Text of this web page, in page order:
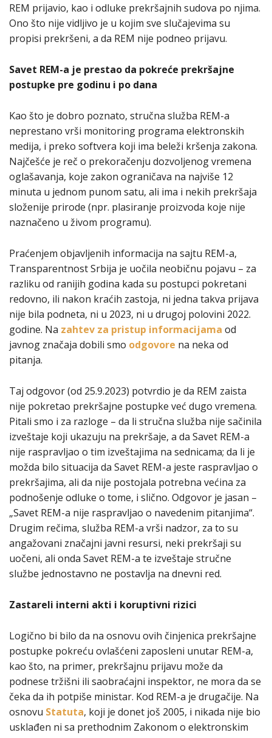
REM prijavio, kao i odluke prekršajnih sudova po njima.
Ono što nije vidljivo je u kojim sve slučajevima su
propisi prekršeni, a da REM nije podneo prijavu.
Savet REM-a je prestao da pokreće prekršajne
postupke pre godinu i po dana
Kao što je dobro poznato, stručna služba REM-a
neprestano vrši monitoring programa elektronskih
medija, i preko softvera koji ima beleži kršenja zakona.
Najčešće je reč o prekoračenju dozvoljenog vremena
oglašavanja, koje zakon ograničava na najviše 12
minuta u jednom punom satu, ali ima i nekih prekršaja
složenije prirode (npr. plasiranje proizvoda koje nije
naznačeno u živom programu).
Praćenjem objavljenih informacija na sajtu REM-a,
Transparentnost Srbija je uočila neobičnu pojavu – za
razliku od ranijih godina kada su postupci pokretani
redovno, ili nakon kraćih zastoja, ni jedna takva prijava
nije bila podneta, ni u 2023, ni u drugoj polovini 2022.
godine. Na zahtev za pristup informacijama od
javnog značaja dobili smo odgovore na neka od
pitanja.
Taj odgovor (od 25.9.2023) potvrdio je da REM zaista
nije pokretao prekršajne postupke već dugo vremena.
Pitali smo i za razloge – da li stručna služba nije sačinila
izveštaje koji ukazuju na prekršaje, a da Savet REM-a
nije raspravljao o tim izveštajima na sednicama; da li je
možda bilo situacija da Savet REM-a jeste raspravljao o
prekršajima, ali da nije postojala potrebna većina za
podnošenje odluke o tome, i slično. Odgovor je jasan –
„Savet REM-a nije raspravljao o navedenim pitanjima“.
Drugim rečima, služba REM-a vrši nadzor, za to su
angažovani značajni javni resursi, neki prekršaji su
uočeni, ali onda Savet REM-a te izveštaje stručne
službe jednostavno ne postavlja na dnevni red.
Zastareli interni akti i koruptivni rizici
Logično bi bilo da na osnovu ovih činjenica prekršajne
postupke pokreću ovlašćeni zaposleni unutar REM-a,
kao što, na primer, prekršajnu prijavu može da
podnese tržišni ili saobraćajni inspektor, ne mora da se
čeka da ih potpiše ministar. Kod REM-a je drugačije. Na
osnovu Statuta, koji je donet još 2005, i nikada nije bio
usklađen ni sa prethodnim Zakonom o elektronskim